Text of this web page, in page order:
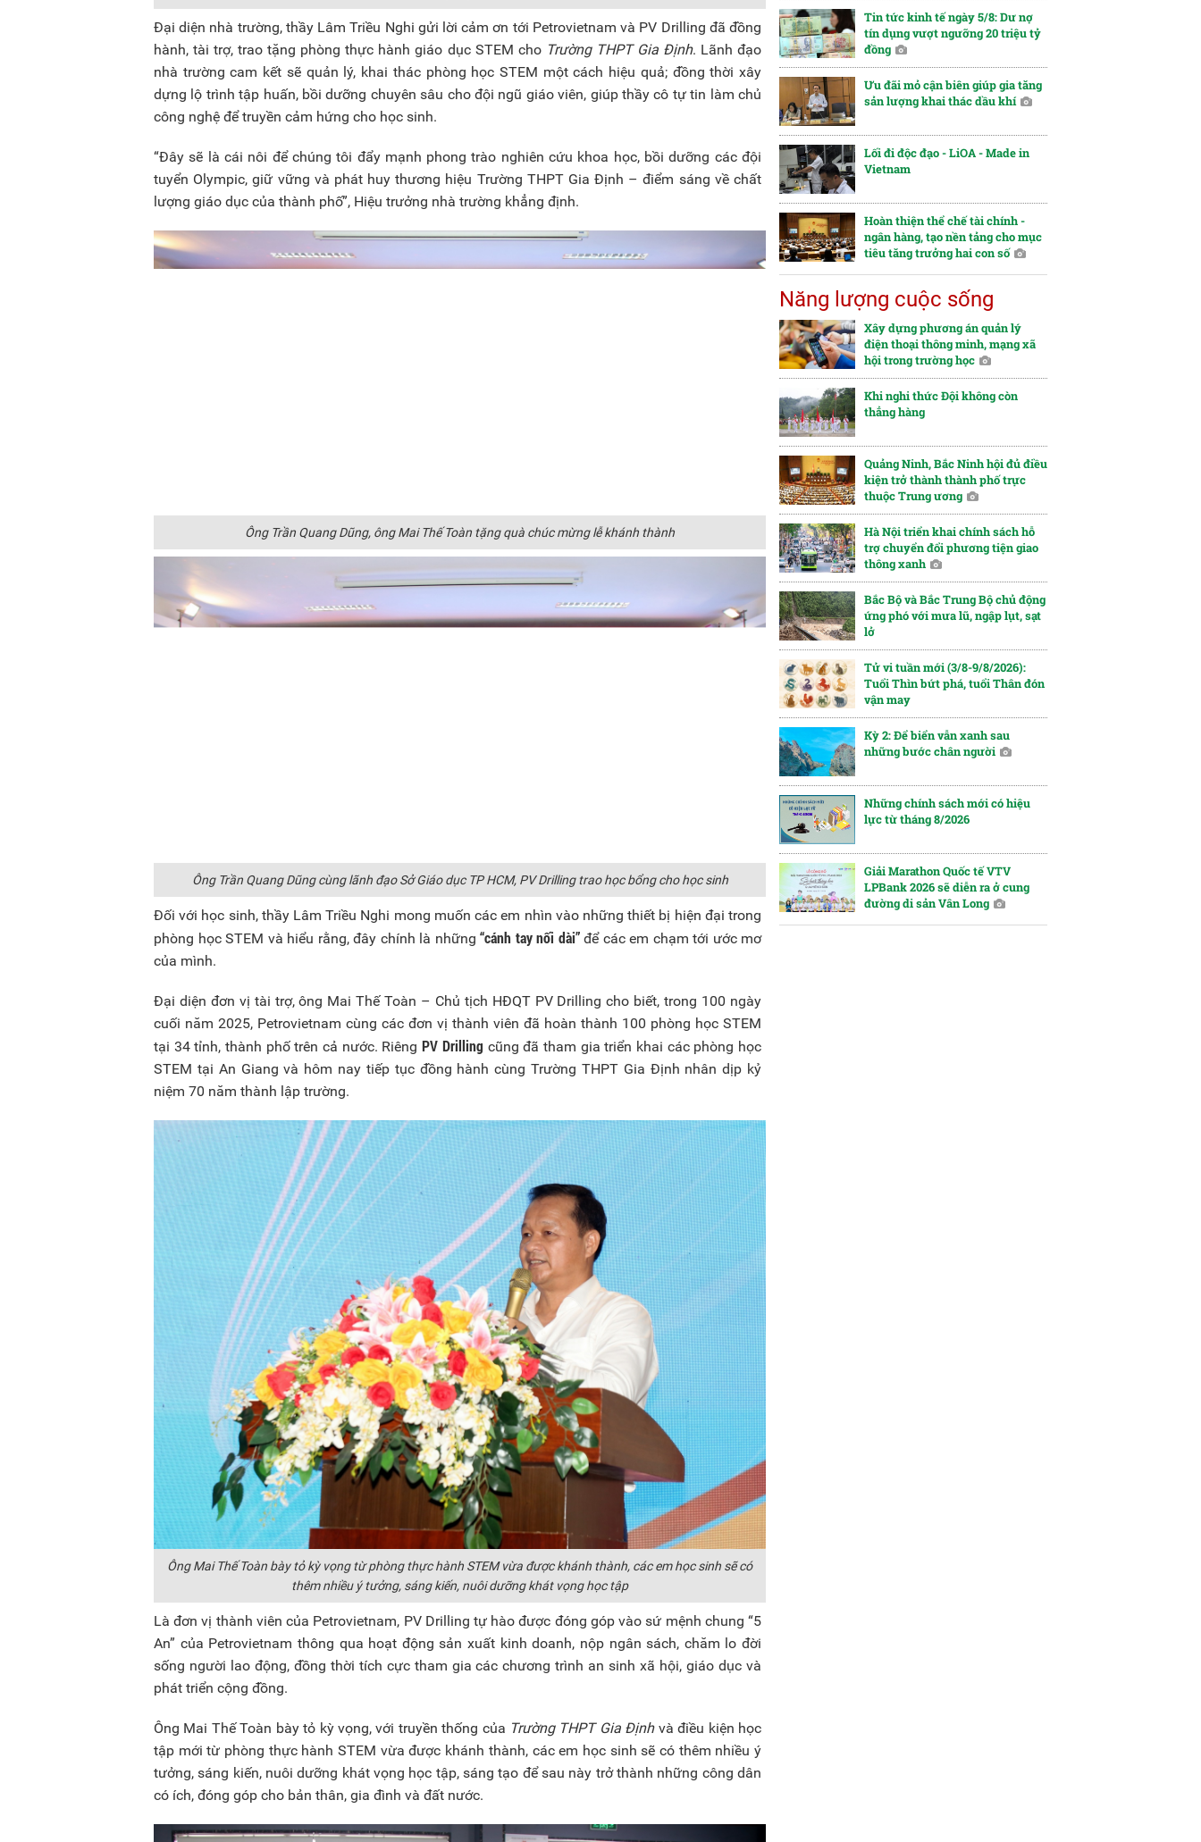
Đại diện nhà trường, thầy Lâm Triều Nghi gửi lời cảm ơn tới Petrovietnam và PV Drilling đã đồng
hành, tài trợ, trao tặng phòng thực hành giáo dục STEM cho Trường THPT Gia Định. Lãnh đạo
nhà trường cam kết sẽ quản lý, khai thác phòng học STEM một cách hiệu quả; đồng thời xây
dựng lộ trình tập huấn, bồi dưỡng chuyên sâu cho đội ngũ giáo viên, giúp thầy cô tự tin làm chủ
công nghệ để truyền cảm hứng cho học sinh.
“Đây sẽ là cái nôi để chúng tôi đẩy mạnh phong trào nghiên cứu khoa học, bồi dưỡng các đội
tuyển Olympic, giữ vững và phát huy thương hiệu Trường THPT Gia Định – điểm sáng về chất
lượng giáo dục của thành phố”, Hiệu trưởng nhà trường khẳng định.
Ông Trần Quang Dũng, ông Mai Thế Toàn tặng quà chúc mừng lễ khánh thành
Ông Trần Quang Dũng cùng lãnh đạo Sở Giáo dục TP HCM, PV Drilling trao học bổng cho học sinh
Đối với học sinh, thầy Lâm Triều Nghi mong muốn các em nhìn vào những thiết bị hiện đại trong
phòng học STEM và hiểu rằng, đây chính là những “cánh tay nối dài”để các em chạm tới ước mơ
của mình.
Đại diện đơn vị tài trợ, ông Mai Thế Toàn – Chủ tịch HĐQT PV Drilling cho biết, trong 100 ngày
cuối năm 2025, Petrovietnam cùng các đơn vị thành viên đã hoàn thành 100 phòng học STEM
tại 34 tỉnh, thành phố trên cả nước. RiêngPV Drilling cũng đã tham gia triển khai các phòng học
STEM tại An Giang và hôm nay tiếp tục đồng hành cùng Trường THPT Gia Định nhân dịp kỷ
niệm 70 năm thành lập trường.
Ông Mai Thế Toàn bày tỏ kỳ vọng từ phòng thực hành STEM vừa được khánh thành, các em học sinh sẽ có
thêm nhiều ý tưởng, sáng kiến, nuôi dưỡng khát vọng học tập
Là đơn vị thành viên của Petrovietnam, PV Drilling tự hào được đóng góp vào sứ mệnh chung “5
An” của Petrovietnam thông qua hoạt động sản xuất kinh doanh, nộp ngân sách, chăm lo đời
sống người lao động, đồng thời tích cực tham gia các chương trình an sinh xã hội, giáo dục và
phát triển cộng đồng.
Ông Mai Thế Toàn bày tỏ kỳ vọng, với truyền thống của Trường THPT Gia Địnhvà điều kiện học
tập mới từ phòng thực hành STEM vừa được khánh thành, các em học sinh sẽ có thêm nhiều ý
tưởng, sáng kiến, nuôi dưỡng khát vọng học tập, sáng tạo để sau này trở thành những công dân
có ích, đóng góp cho bản thân, gia đình và đất nước.
Tin tức kinh tế ngày 5/8: Dư nợ
tín dụng vượt ngưỡng 20 triệu tỷ
đồng
Ưu đãi mỏ cận biên giúp gia tăng
sản lượng khai thác dầu khí
Lối đi độc đạo - LiOA - Made in
Vietnam
Hoàn thiện thể chế tài chính -
ngân hàng, tạo nền tảng cho mục
tiêu tăng trưởng hai con số
Năng lượng cuộc sống
Xây dựng phương án quản lý
điện thoại thông minh, mạng xã
hội trong trường học
Khi nghi thức Đội không còn
thẳng hàng
Quảng Ninh, Bắc Ninh hội đủ điều
kiện trở thành thành phố trực
thuộc Trung ương
Hà Nội triển khai chính sách hỗ
trợ chuyển đổi phương tiện giao
thông xanh
Bắc Bộ và Bắc Trung Bộ chủ động
ứng phó với mưa lũ, ngập lụt, sạt
lở
Tử vi tuần mới (3/8-9/8/2026):
Tuổi Thìn bứt phá, tuổi Thân đón
vận may
Kỳ 2: Để biển vẫn xanh sau
những bước chân người
Những chính sách mới có hiệu
lực từ tháng 8/2026
Giải Marathon Quốc tế VTV
LPBank 2026 sẽ diễn ra ở cung
đường di sản Vân Long